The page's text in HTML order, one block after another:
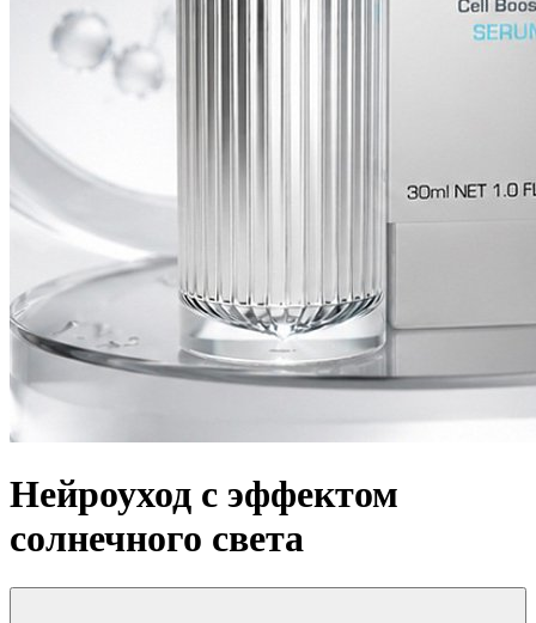
Нейроуход с эффектом
солнечного света